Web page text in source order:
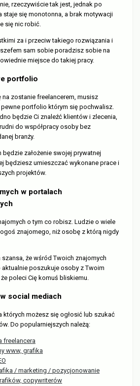
rzeczywiście tak jest, jednak po
staje się monotonna, a brak motywacji
się nic robić.
za i przeciw takiego rozwiązania i
sam sobie poradzisz sobie na
miejsce do takiej pracy.
portfolio
zostanie freelancerem, musisz
portfolio którym się pochwalisz.
będzie Ci znaleźć klientów i zlecenia,
do współpracy osoby bez
branży.
założenie swojej prywatnej
będziesz umieszczać wykonane prace i
projektów.
w portalach
o tym co robisz. Ludzie o wiele
znajomego, niż osobę z którą nigdy
że wśród Twoich znajomych
poszukuje osoby z Twoim
poleci Cię komuś bliskiemu.
social mediach
których możesz się ogłosić lub szukać
Do popularniejszych należą:
freelancera
www, grafika
/ marketing / pozycjonowanie
copywriterów